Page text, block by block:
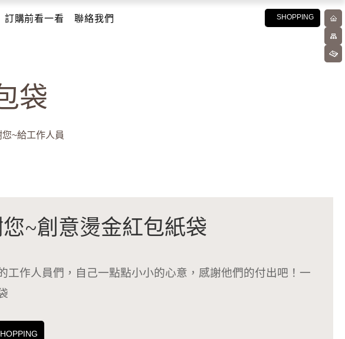
SHOPPING
訂購前看一看 聯絡我們
袋
您~給工作人員
您~創意燙金紅包紙袋
工作人員們，自己一點點小小的心意，感謝他們的付出吧！一